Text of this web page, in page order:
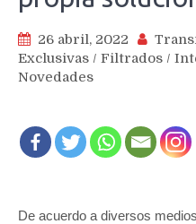
26 abril, 2022
Exclusivas / Filtrados /
Novedades
De acuerdo a diversos